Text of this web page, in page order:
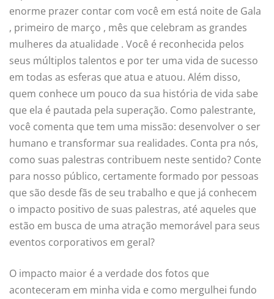
enorme prazer contar com você em está noite de Gala
, primeiro de março , mês que celebram as grandes
mulheres da atualidade . Você é reconhecida pelos
seus múltiplos talentos e por ter uma vida de sucesso
em todas as esferas que atua e atuou. Além disso,
quem conhece um pouco da sua história de vida sabe
que ela é pautada pela superação. Como palestrante,
você comenta que tem uma missão: desenvolver o ser
humano e transformar sua realidades. Conta pra nós,
como suas palestras contribuem neste sentido? Conte
para nosso público, certamente formado por pessoas
que são desde fãs de seu trabalho e que já conhecem
o impacto positivo de suas palestras, até aqueles que
estão em busca de uma atração memorável para seus
eventos corporativos em geral?
O impacto maior é a verdade dos fotos que
aconteceram em minha vida e como mergulhei fundo